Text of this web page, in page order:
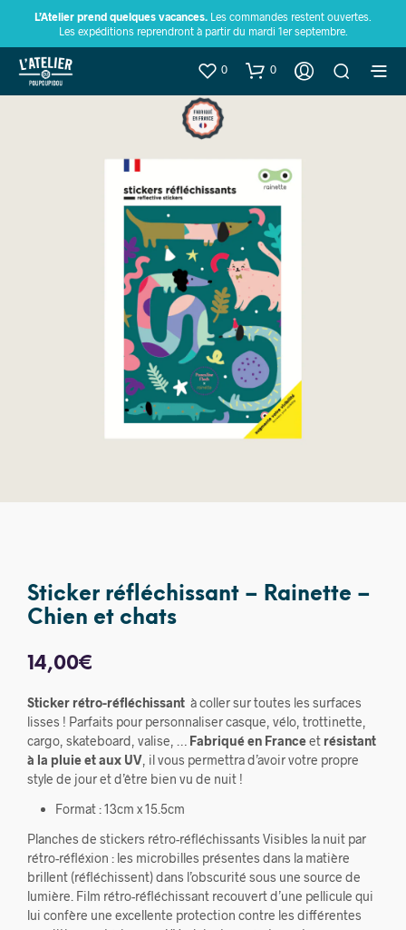
L’Atelier prend quelques vacances. Les commandes restent ouvertes.
Les expéditions reprendront à partir du mardi 1er septembre.
0 0
Sticker réfléchissant – Rainette –
Chien et chats
14,00€
Sticker rétro-réfléchissant à coller sur toutes les surfaces
lisses ! Parfaits pour personnaliser casque, vélo, trottinette,
cargo, skateboard, valise, … Fabriqué en Franceet résistant
à la pluie et aux UV , il vous permettra d’avoir votre propre
style de jour et d’être bien vu de nuit !
Format : 13cm x 15.5cm
Planches de stickers rétro-réfléchissants Visibles la nuit par
rétro-réfléxion : les microbilles présentes dans la matière
brillent (réfléchissent) dans l’obscurité sous une source de
lumière. Film rétro-réfléchissant recouvert d’une pellicule qui
lui confère une excellente protection contre les différentes